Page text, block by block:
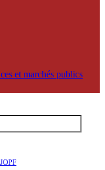
et marchés publics